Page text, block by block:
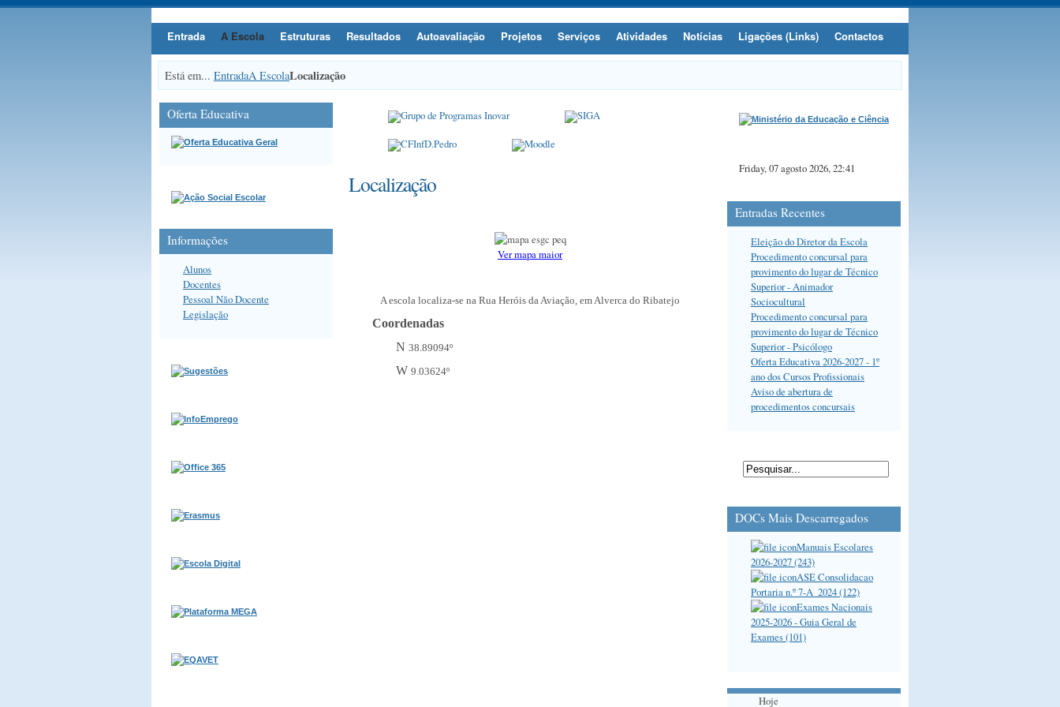
Entrada A Escola Estruturas Resultados Autoavaliação Projetos Serviços Atividades Notícias Ligações (Links) Contactos
Está em... EntradaA EscolaLocalização
Localização
Ver mapa maior
A escola localiza-se na Rua Heróis da Aviação, em Alverca do Ribatejo
Coordenadas
N 38.89094º
W 9.03624º
Oferta Educativa
Informações
Alunos
Docentes
Pessoal Não Docente
Legislação
Friday, 07 agosto 2026, 22:41
Entradas Recentes
Eleição do Diretor da Escola
Procedimento concursal para
provimento do lugar de Técnico
Superior - Animador
Sociocultural
Procedimento concursal para
provimento do lugar de Técnico
Superior - Psicólogo
Oferta Educativa 2026-2027 - 1º
ano dos Cursos Profissionais
Aviso de abertura de
procedimentos concursais
DOCs Mais Descarregados
Manuais Escolares
2026-2027 (243)
ASE Consolidacao
Portaria n.º 7-A_2024 (122)
Exames Nacionais
2025-2026 - Guia Geral de
Exames (101)
Hoje